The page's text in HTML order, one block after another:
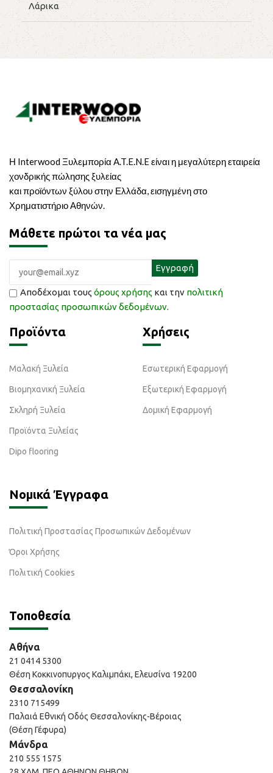
Λάρικα
Η Interwood Ξυλεμπορία A.T.E.N.E είναι η μεγαλύτερη εταιρεία
χονδρικής πώλησης ξυλείας
και προϊόντων ξύλου στην Ελλάδα, εισηγμένη στο
Χρηματιστήριο Αθηνών.
Μάθετε πρώτοι τα νέα μας
Αποδέχομαι τους όρους χρήσης και την πολιτική
προστασίας προσωπικών δεδομένων.
Προϊόντα
Μαλακή Ξυλεία
Βιομηχανική Ξυλεία
Σκληρή Ξυλεία
Προϊόντα Ξυλείας
Dipo flooring
Χρήσεις
Εσωτερική Εφαρμογή
Εξωτερική Εφαρμογή
Δομική Εφαρμογή
Νομικά Έγγραφα
Πολιτική Προστασίας Προσωπικών Δεδομένων
Όροι Χρήσης
Πολιτική Cookies
Τοποθεσία
Αθήνα
21 0414 5300
Θέση Κοκκινοπυργος Καλιμπάκι, Ελευσίνα 19200
Θεσσαλονίκη
2310 715499
Παλαιά Εθνική Οδός Θεσσαλονίκης-Βέροιας
(Θέση Γέφυρα)
Μάνδρα
210 555 1575